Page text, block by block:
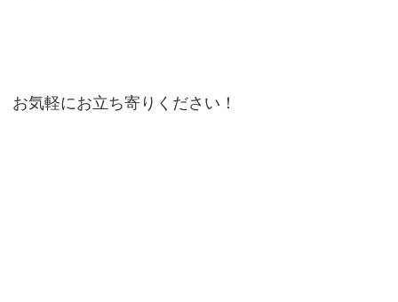
お気軽にお立ち寄りください！